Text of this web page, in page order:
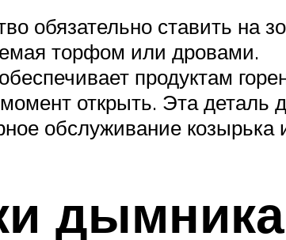
обязательно ставить на
торфом или дровами.
продуктам
открыть. Эта деталь
обслуживание
дымника